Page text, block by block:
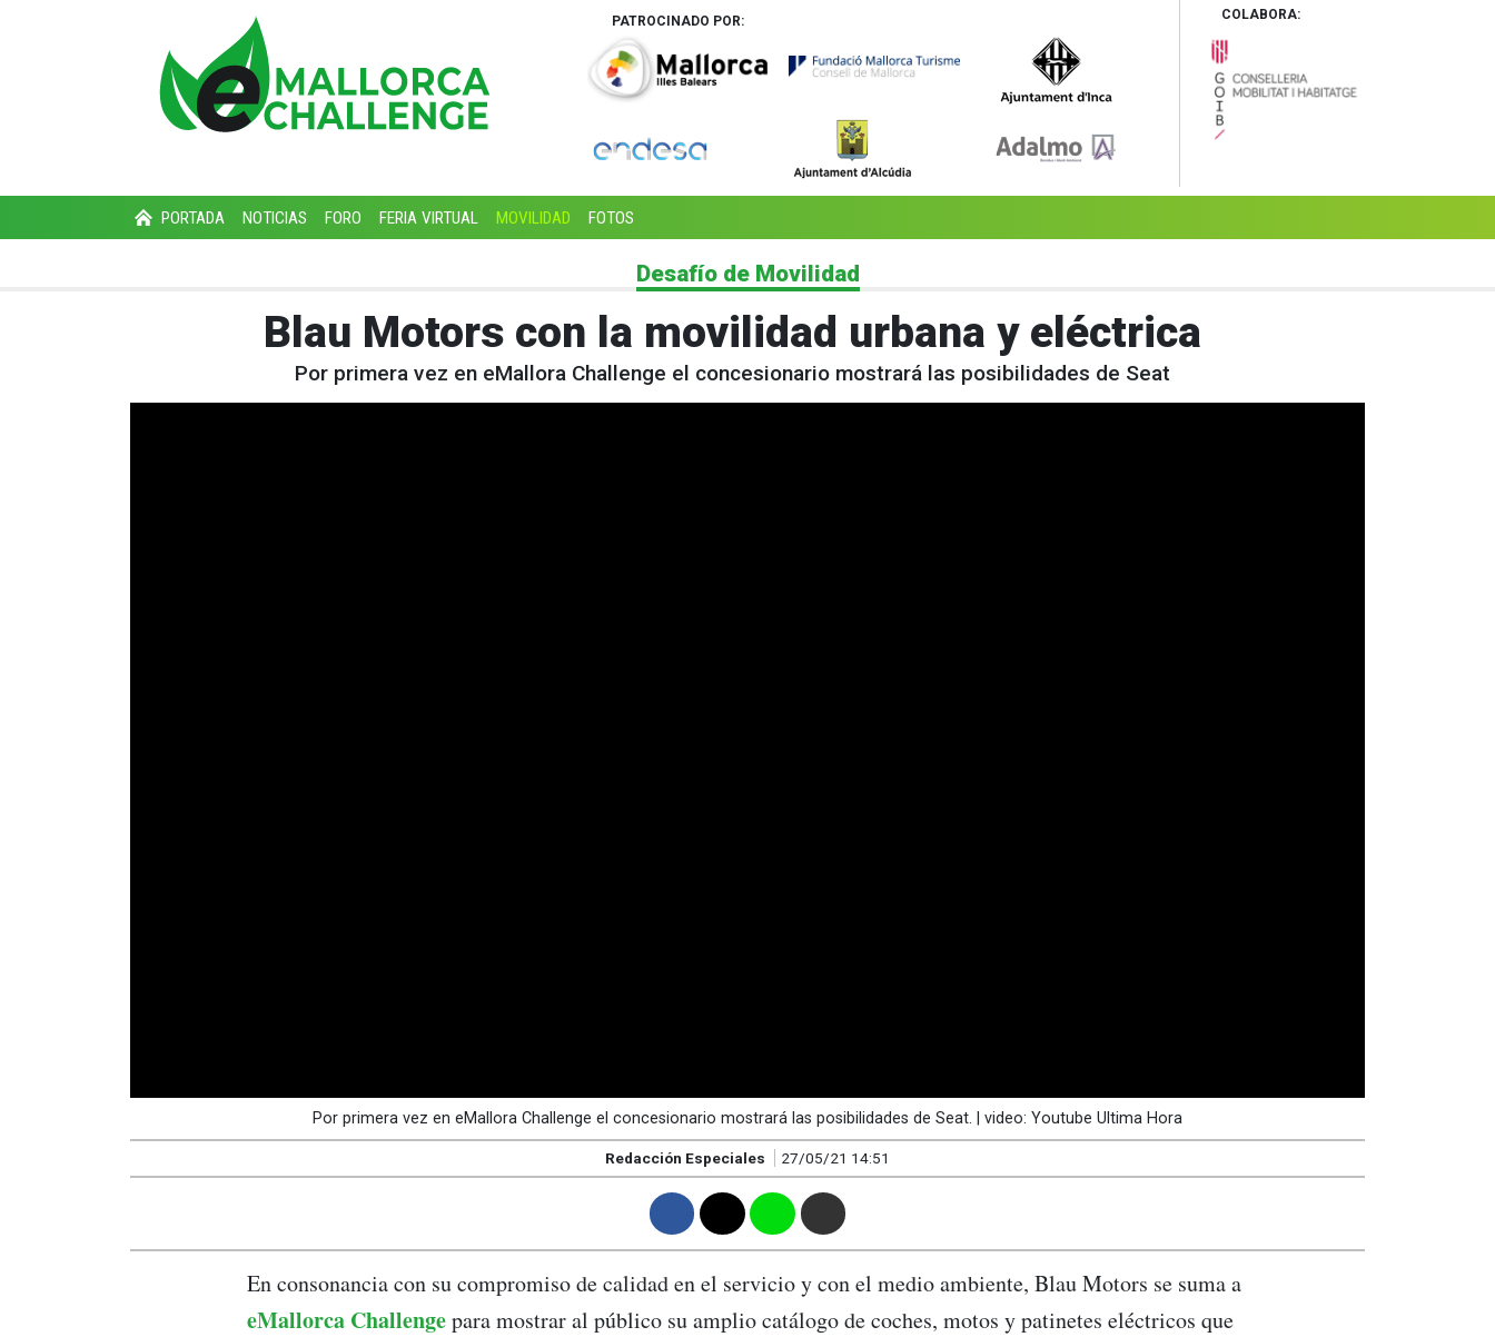
PATROCINADO POR: COLABORA:
PORTADA NOTICIAS FORO FERIA VIRTUAL MOVILIDAD FOTOS
Desafío de Movilidad
Blau Motors con la movilidad urbana y eléctrica
Por primera vez en eMallora Challenge el concesionario mostrará las posibilidades de Seat
Por primera vez en eMallora Challenge el concesionario mostrará las posibilidades de Seat. | video: Youtube Ultima Hora
Redacción Especiales 27/05/21 14:51
En consonancia con su compromiso de calidad en el servicio y con el medio ambiente, Blau Motors se suma a
eMallorca Challengepara mostrar al público su amplio catálogo de coches, motos y patinetes eléctricos que